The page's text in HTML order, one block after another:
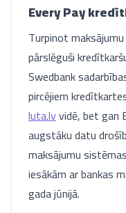
Every Pay
Turpinot
pārslēguši
Swedbank
pircējiem
luta.lvvidē, bet gan
augstāku datu
maksājumu
iesākām ar bankas
gada jūnijā.